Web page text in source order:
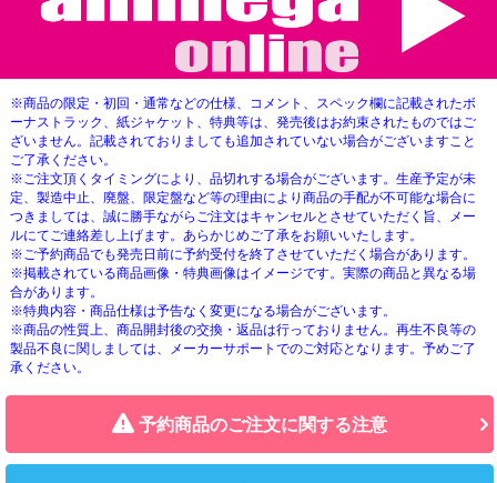
※商品の限定・初回・通常などの仕様、コメント、スペック欄に記載されたボ
ーナストラック、紙ジャケット、特典等は、発売後はお約束されたものではご
ざいません。記載されておりましても追加されていない場合がございますこと
ご了承ください。
※ご注文頂くタイミングにより、品切れする場合がございます。生産予定が未
定、製造中止、廃盤、限定盤など等の理由により商品の手配が不可能な場合に
つきましては、誠に勝手ながらご注文はキャンセルとさせていただく旨、メー
ルにてご連絡差し上げます。あらかじめご了承をお願いいたします。
※ご予約商品でも発売日前に予約受付を終了させていただく場合があります。
※掲載されている商品画像・特典画像はイメージです。実際の商品と異なる場
合があります。
※特典内容・商品仕様は予告なく変更になる場合がございます。
※商品の性質上、商品開封後の交換・返品は行っておりません。再生不良等の
製品不良に関しましては、メーカーサポートでのご対応となります。予めご了
承ください。
予約商品のご注文に関する注意